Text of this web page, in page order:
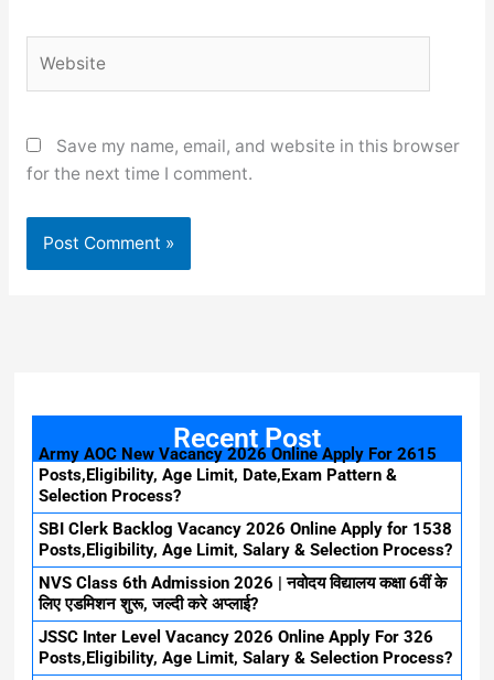
Save my name, email, and website in this browser
for the next time I comment.
Recent Post
Army AOC New Vacancy 2026 Online Apply For 2615
Posts,Eligibility, Age Limit, Date,Exam Pattern &
Selection Process?
SBI Clerk Backlog Vacancy 2026 Online Apply for 1538
Posts,Eligibility, Age Limit, Salary & Selection Process?
NVS Class 6th Admission 2026 | नवोदय विद्यालय कक्षा 6वीं के
लिए एडमिशन शुरू, जल्दी करे अप्लाई?
JSSC Inter Level Vacancy 2026 Online Apply For 326
Posts,Eligibility, Age Limit, Salary & Selection Process?